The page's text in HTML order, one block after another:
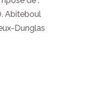
Abiteboul
Dunglas